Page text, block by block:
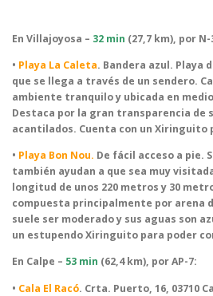
En Villajoyosa – 32 min (27,7 km), por N-
• Playa La Caleta. Bandera azul. Playa
que se llega a través de un sendero.
ambiente tranquilo y ubicada en
Destaca por la gran transparencia de
acantilados. Cuenta con un Xiringuito
• Playa Bon Nou. De fácil acceso a pie.
también ayudan a que sea muy
longitud de unos 220 metros y 30
compuesta principalmente por arena
suele ser moderado y sus aguas son
un estupendo Xiringuito para poder
En Calpe – 53 min (62,4 km), por AP-7:
• Cala El Racó. Crta. Puerto, 16, 03710